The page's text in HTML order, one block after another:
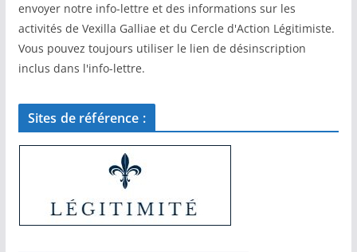
envoyer notre info-lettre et des informations sur les
activités de Vexilla Galliae et du Cercle d'Action Légitimiste.
Vous pouvez toujours utiliser le lien de désinscription
inclus dans l'info-lettre.
Sites de référence :